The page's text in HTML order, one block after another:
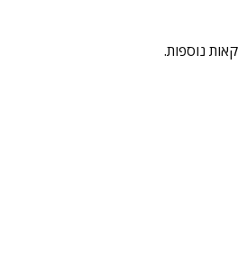
נוספות.